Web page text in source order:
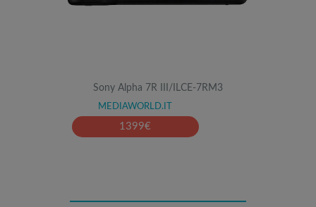
Sony Alpha 7R III/ILCE-7RM3
MEDIAWORLD.IT
1399€